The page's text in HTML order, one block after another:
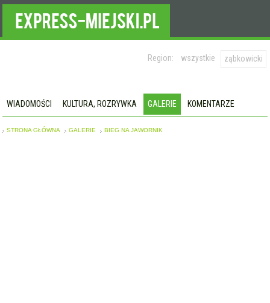
Region: wszystkie ząbkowicki
WIADOMOŚCI KULTURA, ROZRYWKA GALERIE KOMENTARZE
STRONA GŁÓWNA GALERIE BIEG NA JAWORNIK